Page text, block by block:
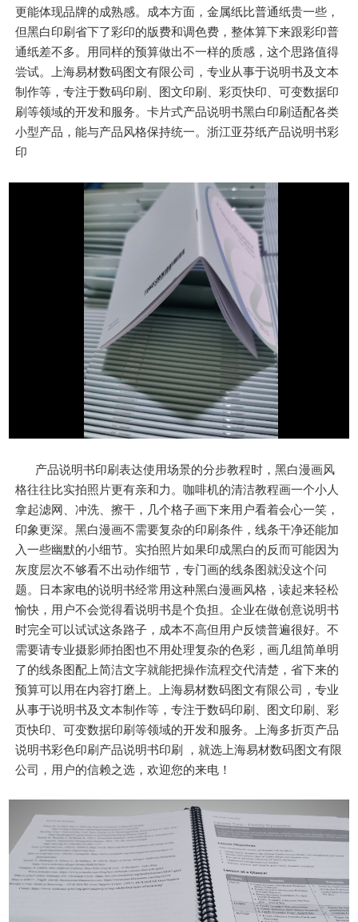
更能体现品牌的成熟感。成本方面，金属纸比普通纸贵一些，
但黑白印刷省下了彩印的版费和调色费，整体算下来跟彩印普
通纸差不多。用同样的预算做出不一样的质感，这个思路值得
尝试。上海易材数码图文有限公司，专业从事于说明书及文本
制作等，专注于数码印刷、图文印刷、彩页快印、可变数据印
刷等领域的开发和服务。卡片式产品说明书黑白印刷适配各类
小型产品，能与产品风格保持统一。浙江亚芬纸产品说明书彩
印
产品说明书印刷表达使用场景的分步教程时，黑白漫画风
格往往比实拍照片更有亲和力。咖啡机的清洁教程画一个小人
拿起滤网、冲洗、擦干，几个格子画下来用户看着会心一笑，
印象更深。黑白漫画不需要复杂的印刷条件，线条干净还能加
入一些幽默的小细节。实拍照片如果印成黑白的反而可能因为
灰度层次不够看不出动作细节，专门画的线条图就没这个问
题。日本家电的说明书经常用这种黑白漫画风格，读起来轻松
愉快，用户不会觉得看说明书是个负担。企业在做创意说明书
时完全可以试试这条路子，成本不高但用户反馈普遍很好。不
需要请专业摄影师拍图也不用处理复杂的色彩，画几组简单明
了的线条图配上简洁文字就能把操作流程交代清楚，省下来的
预算可以用在内容打磨上。上海易材数码图文有限公司，专业
从事于说明书及文本制作等，专注于数码印刷、图文印刷、彩
页快印、可变数据印刷等领域的开发和服务。上海多折页产品
说明书彩色印刷产品说明书印刷 ，就选上海易材数码图文有限
公司，用户的信赖之选，欢迎您的来电！